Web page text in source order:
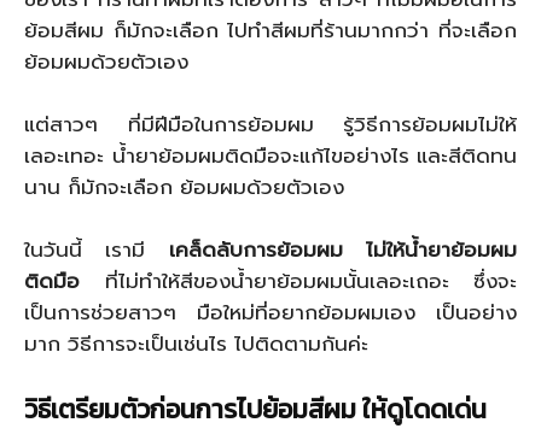
ย้อมสีผม ก็มักจะเลือก ไปทำสีผมที่ร้านมากกว่า ที่จะเลือก
ย้อมผมด้วยตัวเอง
แต่สาวๆ ที่มีฝีมือในการย้อมผม รู้วิธีการย้อมผมไม่ให้
เลอะเทอะ น้ำยาย้อมผมติดมือจะแก้ไขอย่างไร และสีติดทน
นาน ก็มักจะเลือก ย้อมผมด้วยตัวเอง
ในวันนี้ เรามี เคล็ดลับการย้อมผม ไม่ให้น้ำยาย้อมผม
ติดมือ ที่ไม่ทำให้สีของน้ำยาย้อมผมนั้นเลอะเถอะ ซึ่งจะ
เป็นการช่วยสาวๆ มือใหม่ที่อยากย้อมผมเอง เป็นอย่าง
มาก วิธีการจะเป็นเช่นไร ไปติดตามกันค่ะ
วิธีเตรียมตัวก่อนการไปย้อมสีผม ให้ดูโดดเด่น